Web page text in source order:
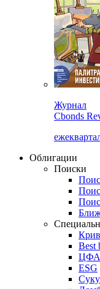
Журнал
Cbonds
Облигации
Поиски
Best
ЦФА
ESG